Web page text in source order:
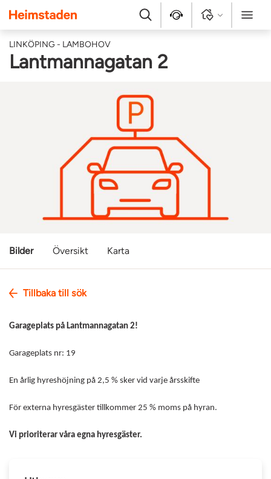
Heimstaden
Sök Kontakt Logga in Meny
LINKÖPING - LAMBOHOV
Lantmannagatan 2
Bilder Översikt Karta
Tillbaka till sök
Garageplats på Lantmannagatan 2!
Garageplats nr: 19
En årlig hyreshöjning på 2,5 % sker vid varje årsskifte
För externa hyresgäster tillkommer 25 % moms på hyran.
Vi prioriterar våra egna hyresgäster.